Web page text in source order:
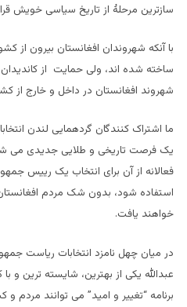
سازترین مرحلۀ از تاریخ سیاسی خویش
با آنکه شهروندان افغانستان بیرون از
ساخته شده اند، ولی حمایت از
شهروند افغانستان در داخل و خارج از
یک فرصت تاریخی و طلایی جدیدی می
فعالانه از آن برای انتخاب یک رییس
استفاده شود، بدون شک مردم
خواهند یافت.
در میان چهل نامزد انتخابات ریاست
عبدالله یکی از بهترین، شایسته ترین و
برنامه “تغییر و امید” می توانند مردم و